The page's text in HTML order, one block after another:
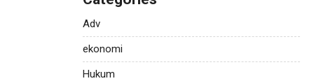
Adv
ekonomi
Hukum